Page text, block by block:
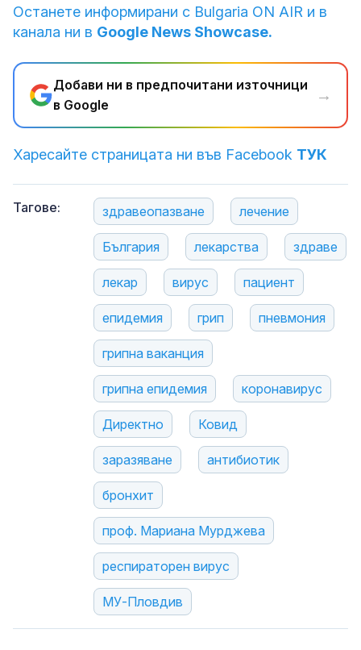
Останете информирани с Bulgaria ON AIR и в
канала ни в Google News Showcase.
Добави ни в предпочитани източници
в Google
→
Харесайте страницата ни във Facebook ТУК
Тагове: здравеопазване лечение
България лекарства здраве
лекар вирус пациент
епидемия грип пневмония
грипна ваканция
грипна епидемия коронавирус
Директно Ковид
заразяване антибиотик
бронхит
проф. Мариана Мурджева
респираторен вирус
МУ-Пловдив